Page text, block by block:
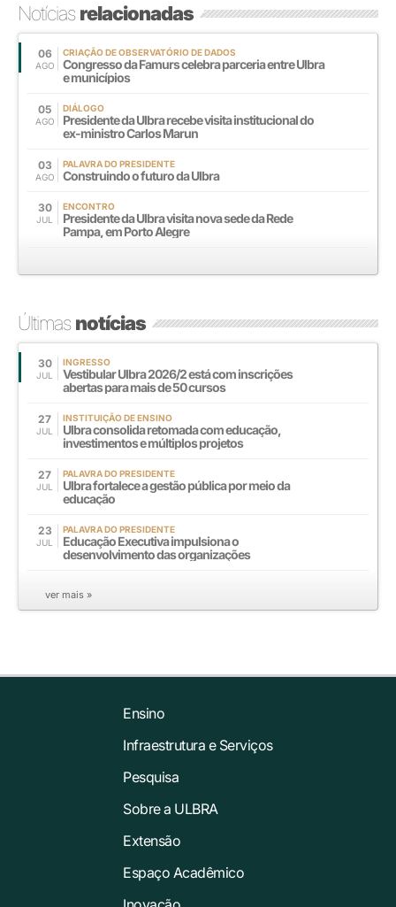
Notíciasrelacionadas
06
AGO
CRIAÇÃO DE OBSERVATÓRIO DE DADOS
Congresso da Famurs celebra parceria entre Ulbra
e municípios
05
AGO
DIÁLOGO
Presidente da Ulbra recebe visita institucional do
ex-ministro Carlos Marun
03
AGO
PALAVRA DO PRESIDENTE
Construindo o futuro da Ulbra
30
JUL
ENCONTRO
Presidente da Ulbra visita nova sede da Rede
Pampa, em Porto Alegre
Últimasnotícias
30
JUL
INGRESSO
Vestibular Ulbra 2026/2 está com inscrições
abertas para mais de 50 cursos
27
JUL
INSTITUIÇÃO DE ENSINO
Ulbra consolida retomada com educação,
investimentos e múltiplos projetos
27
JUL
PALAVRA DO PRESIDENTE
Ulbra fortalece a gestão pública por meio da
educação
23
JUL
PALAVRA DO PRESIDENTE
Educação Executiva impulsiona o
desenvolvimento das organizações
ver mais »
Ensino
Infraestrutura e Serviços
Pesquisa
Sobre a ULBRA
Extensão
Espaço Acadêmico